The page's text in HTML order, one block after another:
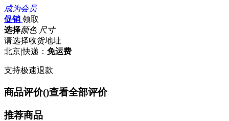
成为会员
促销 领取
选择颜色 尺寸
请选择收货地址
北京|快递： 免运费
支持极速退款
商品评价()查看全部评价
推荐商品